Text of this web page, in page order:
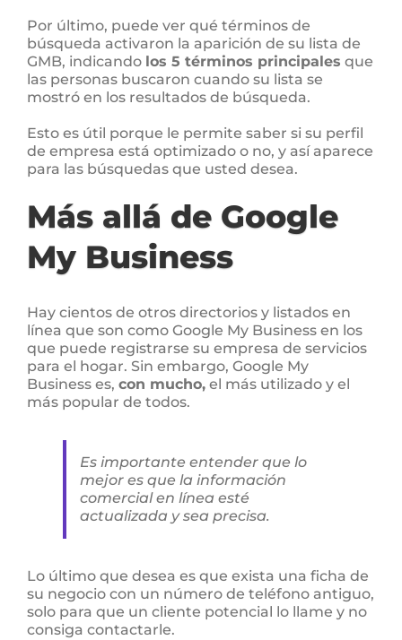
Por último, puede ver qué términos de
búsqueda activaron la aparición de su lista de
GMB, indicando los 5 términos principales que
las personas buscaron cuando su lista se
mostró en los resultados de búsqueda.
Esto es útil porque le permite saber si su perfil
de empresa está optimizado o no, y así aparece
para las búsquedas que usted desea.
Más allá de Google
My Business
Hay cientos de otros directorios y listados en
línea que son como Google My Business en los
que puede registrarse su empresa de servicios
para el hogar. Sin embargo, Google My
Business es, con mucho, el más utilizado y el
más popular de todos.
Es importante entender que lo
mejor es que la información
comercial en línea esté
actualizada y sea precisa.
Lo último que desea es que exista una ficha de
su negocio con un número de teléfono antiguo,
solo para que un cliente potencial lo llame y no
consiga contactarle.